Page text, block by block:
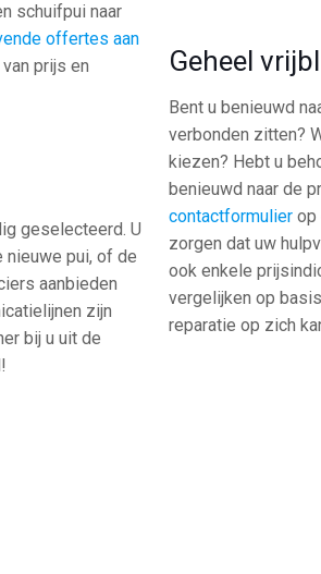
schuifpui naar
offertes aan
prijs en
geselecteerd. U
nieuwe pui, of de
aanbieden
zijn
bij u uit de
Geheel
Bent u benieuwd
verbonden zitten?
kiezen? Hebt u
benieuwd naar de
contactformulierop
zorgen dat uw
ook enkele
vergelijken op
reparatie op zich